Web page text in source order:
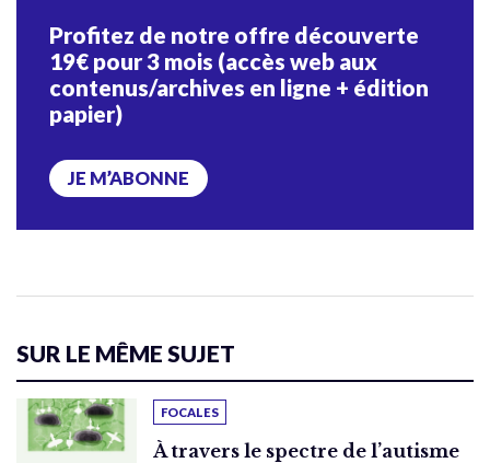
Profitez de notre offre découverte
19€ pour 3 mois (accès web aux
contenus/archives en ligne + édition
papier)
JE M’ABONNE
SUR LE MÊME SUJET
FOCALES
À travers le spectre de l’autisme